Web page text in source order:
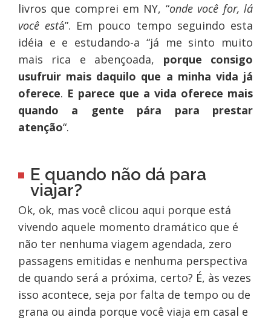
livros que comprei em NY, “onde você for, lá
você está”. Em pouco tempo seguindo esta
idéia e e estudando-a “já me sinto muito
mais rica e abençoada, porque consigo
usufruir mais daquilo que a minha vida já
oferece. E parece que a vida oferece mais
quando a gente pára para prestar
atenção“.
E quando não dá para
viajar?
Ok, ok, mas você clicou aqui porque está
vivendo aquele momento dramático que é
não ter nenhuma viagem agendada, zero
passagens emitidas e nenhuma perspectiva
de quando será a próxima, certo? É, às vezes
isso acontece, seja por falta de tempo ou de
grana ou ainda porque você viaja em casal e